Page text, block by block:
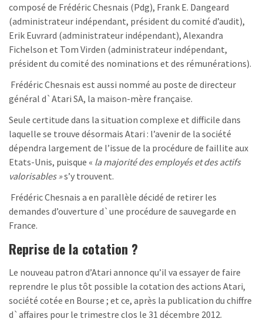
composé de Frédéric Chesnais (Pdg), Frank E. Dangeard
(administrateur indépendant, président du comité d’audit),
Erik Euvrard (administrateur indépendant), Alexandra
Fichelson et Tom Virden (administrateur indépendant,
président du comité des nominations et des rémunérations).
Frédéric Chesnais est aussi nommé au poste de directeur
général d`Atari SA, la maison-mère française.
Seule certitude dans la situation complexe et difficile dans
laquelle se trouve désormais Atari : l’avenir de la société
dépendra largement de l’issue de la procédure de faillite aux
Etats-Unis, puisque « la majorité des employés et des actifs
valorisables »s’y trouvent.
Frédéric Chesnais a en parallèle décidé de retirer les
demandes d’ouverture d`une procédure de sauvegarde en
France.
Reprise de la cotation ?
Le nouveau patron d’Atari annonce qu’il va essayer de faire
reprendre le plus tôt possible la cotation des actions Atari,
société cotée en Bourse ; et ce, après la publication du chiffre
d`affaires pour le trimestre clos le 31 décembre 2012.